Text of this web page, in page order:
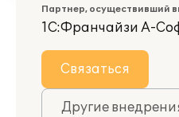
Партнер, осуществивший
1С:Франчайзи А-
Связаться
Другие